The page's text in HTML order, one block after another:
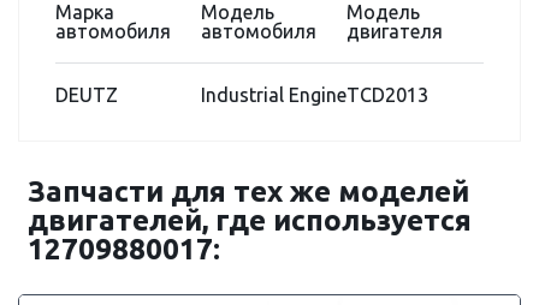
Марка
автомобиля
Модель
автомобиля
Модель
двигателя
DEUTZ Industrial EngineTCD2013
Запчасти для тех же моделей
двигателей, где используется
12709880017: